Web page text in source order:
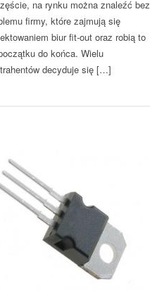
na rynku można znaleźć bez
firmy, które zajmują się
biur fit-out oraz robią to
do końca. Wielu
decyduje się […]